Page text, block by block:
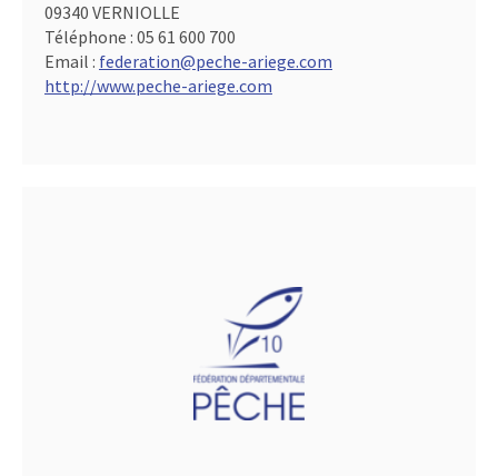
09340 VERNIOLLE
Téléphone : 05 61 600 700
Email : federation@peche-ariege.com
http://www.peche-ariege.com